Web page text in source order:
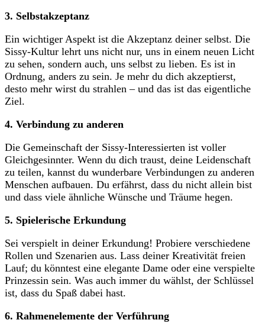
3. Selbstakzeptanz
Ein wichtiger Aspekt ist die Akzeptanz deiner ⁤selbst. Die
Sissy-Kultur lehrt uns nicht nur, uns in einem neuen Licht
zu sehen, ‍sondern auch, uns selbst zu lieben. Es ist in
Ordnung, anders zu sein. Je mehr⁢ du dich akzeptierst,
desto mehr wirst du strahlen – und das ist das eigentliche
Ziel.
4. Verbindung zu anderen
Die Gemeinschaft der Sissy-Interessierten⁣ ist voller
Gleichgesinnter. Wenn du dich traust, deine Leidenschaft
zu teilen, kannst du wunderbare Verbindungen zu ⁣anderen
Menschen ​aufbauen. Du erfährst, dass du nicht allein bist
und dass viele ähnliche Wünsche und Träume hegen.
5.⁣ Spielerische Erkundung
Sei verspielt in deiner Erkundung! Probiere verschiedene⁢
Rollen und Szenarien aus. Lass ⁣deiner Kreativität ‌freien
Lauf; du könntest ⁣eine elegante⁢ Dame⁣ oder eine⁤ verspielte
Prinzessin sein. Was auch immer ⁤du wählst, der Schlüssel
ist, dass du Spaß dabei⁤ hast.
6. Rahmenelemente der‌ Verführung